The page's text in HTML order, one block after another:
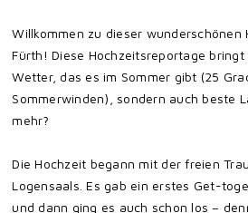
Willkommen zu dieser wunderschönen
Fürth! Diese Hochzeitsreportage
Wetter, das es im Sommer gibt (25
Sommerwinden), sondern auch beste
mehr?
Die Hochzeit begann mit der freien
Logensaals. Es gab ein erstes Get-
und dann ging es auch schon los –